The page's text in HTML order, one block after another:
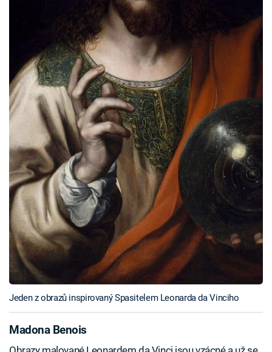
Jeden z obrazů inspirovaný Spasitelem Leonarda da Vinciho
Madona Benois